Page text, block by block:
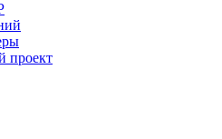
проект